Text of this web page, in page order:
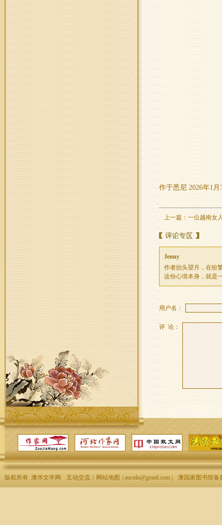
作于悉尼 2026年1月
上一篇： 一位越南女
Jenny
作者抬头望月，在纷
这份心境本身，就是
用户名：
评 论：
版权所有 澳华文学网 互动交流 网站地图 | aucnln@gmail.com | 澳国家图书馆备